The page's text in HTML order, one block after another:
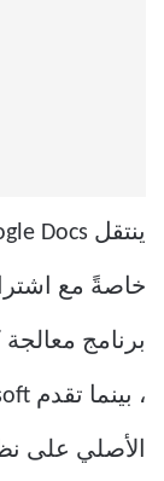
برنامج